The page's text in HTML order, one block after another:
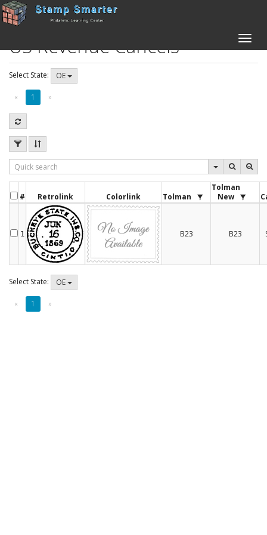
Toggle
US Revenue Cancels
Select State: OE
« 1 »
# Retrolink Colorlink Tolman
Tolman
New
1 B23 B23
Select State: OE
« 1 »